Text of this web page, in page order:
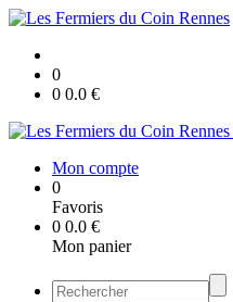
0
0 0.0 €
Mon compte
0
Favoris
0 0.0 €
Mon panier